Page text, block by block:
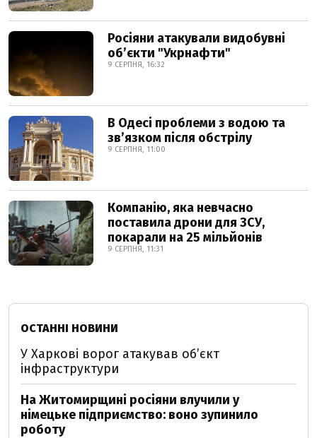
Росіяни атакували видобувні
обʼєкти "Укрнафти"
9 СЕРПНЯ, 16:32
В Одесі проблеми з водою та
звʼязком після обстрілу
9 СЕРПНЯ, 11:00
Компанію, яка невчасно
поставила дрони для ЗСУ,
покарали на 25 мільйонів
9 СЕРПНЯ, 11:31
ОСТАННІ НОВИНИ
У Харкові ворог атакував обʼєкт
інфраструктури
На Житомирщині росіяни влучили у
німецьке підприємство: воно зупинило
роботу